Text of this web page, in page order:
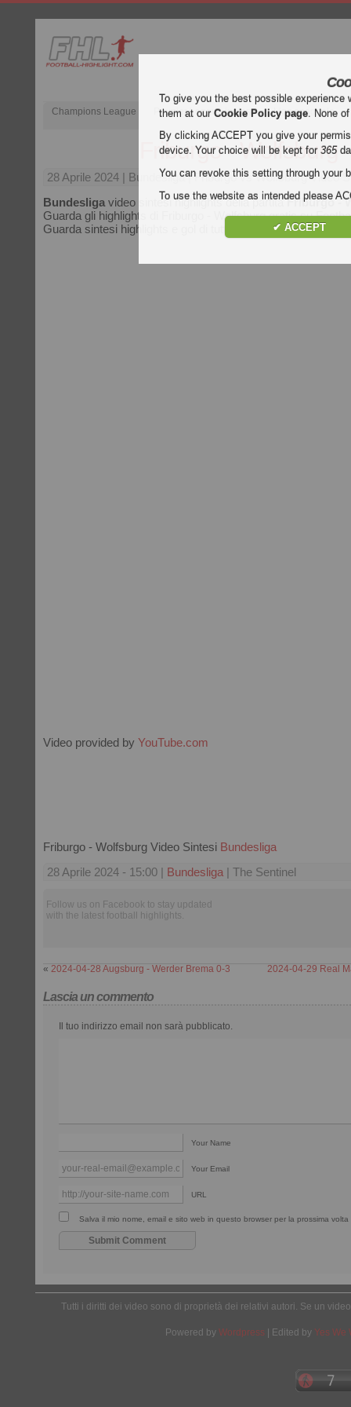
Champions League Premier League inglese Liga spagnola
Friburgo - Wolfsburg
28 Aprile 2024 | Bundesliga | Friburgo vs Wolfsburg Video
Bundesliga video sintesi highlights della partitaFriburgo -
Guarda gli highlights di Friburgo - Wolfsburg gratis su
Guarda sintesi highlights e gol di tutte le partite di
Video provided by YouTube.com
Friburgo - Wolfsburg Video Sintesi Bundesliga
28 Aprile 2024 - 15:00 | Bundesliga | The Sentinel
Follow us on Facebook to stay updated
with the latest football highlights.
« 2024-04-28 Augsburg - Werder Brema 0-3 2024-04-29 Real
Lascia un commento
Il tuo indirizzo email non sarà pubblicato.
Your Name
Your Email
URL
Salva il mio nome, email e sito web in questo browser per la prossima
Tutti i diritti dei video sono di proprietà dei relativi autori. Se un
Powered by Wordpress | Edited by Yes We
To give you the best possible
them at ourCookie Policy page. None
By clicking ACCEPT you give your
device. Your choice will be kept for365
You can revoke this setting through your
To use the website as intended please
✔ ACCEPT